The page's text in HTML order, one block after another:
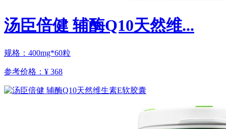
汤臣倍健 辅酶Q10天然维...
规格：400mg*60粒
参考价格： ¥ 368